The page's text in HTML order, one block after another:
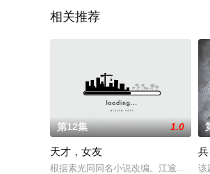
相关推荐
第12集 1.0
天才，女友
根据素光同同名小说改编。江逾白长大该